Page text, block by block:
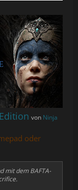
von Ninja
oder
mit dem BAFTA-